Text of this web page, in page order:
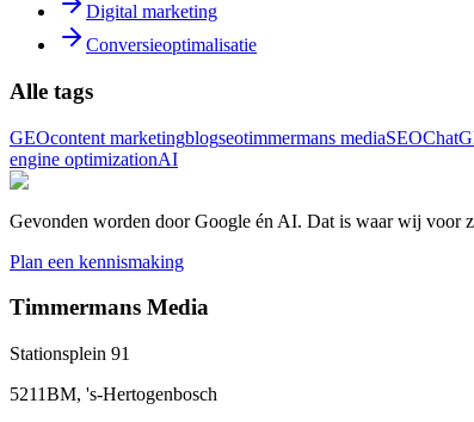
Digital marketing
Conversieoptimalisatie
Alle tags
GEOcontent marketingblogseotimmermans mediaSEO
engine optimizationAI
Gevonden worden door Google én AI. Dat is waar wij voor
Plan een kennismaking
Timmermans Media
Stationsplein 91
5211BM, 's-Hertogenbosch